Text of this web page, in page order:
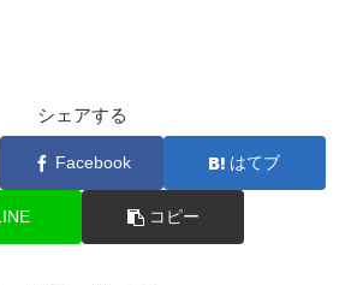
シェアする
Facebook はてブ
コピー